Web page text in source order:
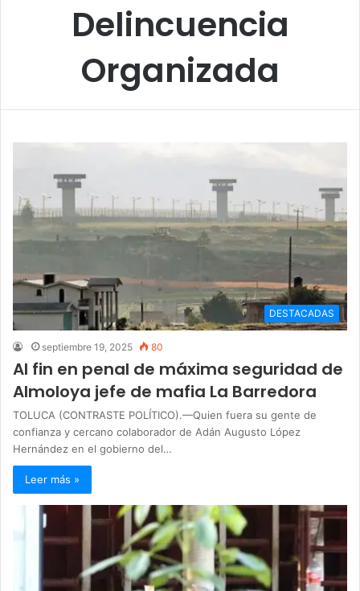
Delincuencia
Organizada
DESTACADAS
septiembre 19, 2025 80
Al fin en penal de máxima seguridad de
Almoloya jefe de mafia La Barredora
TOLUCA (CONTRASTE POLÍTICO).—Quien fuera su gente de
confianza y cercano colaborador de Adán Augusto López
Hernández en el gobierno del…
Leer más »